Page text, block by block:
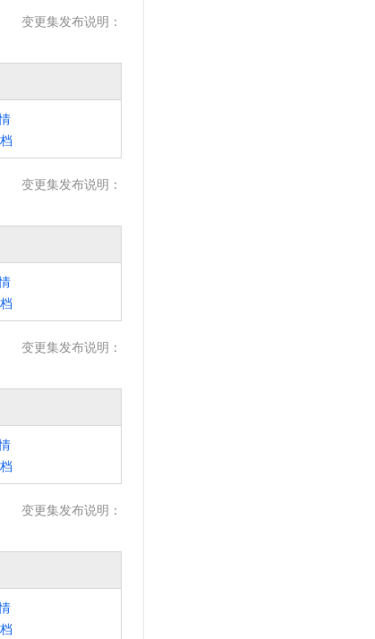
变更集发布说明：
变更集发布说明：
变更集发布说明：
变更集发布说明：